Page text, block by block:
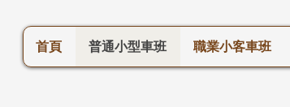
首頁 普通小型車班 職業小客車班